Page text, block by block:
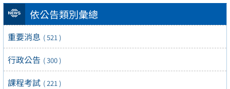
依公告類別彙總
重要消息 ( 521 )
行政公告 ( 300 )
課程考試 ( 221 )